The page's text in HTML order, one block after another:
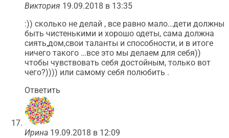
Виктория 19.09.2018 в 13:35
:)) сколько не делай , все равно мало…дети должны
быть чистенькими и хорошо одеты, сама должна
сиять,дом,свои таланты и способности, и в итоге
ничего такого …все это мы делаем для себя))
чтобы чувствовать себя достойным, только вот
чего?)))) или самому себя полюбить .
Ответить
Ирина 19.09.2018 в 12:09